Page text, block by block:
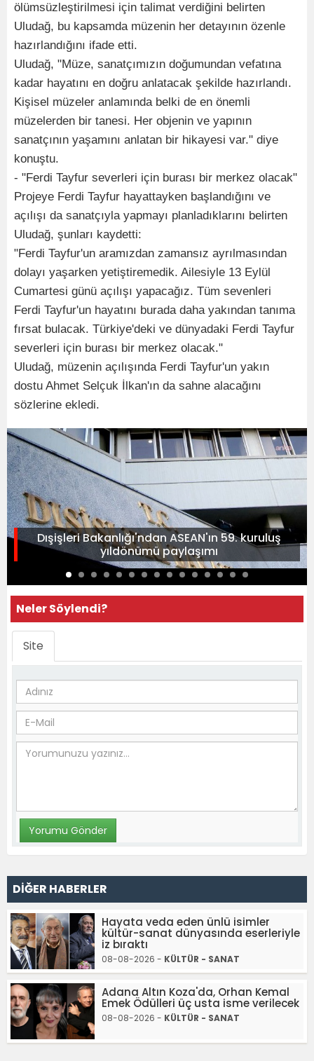
ölümsüzleştirilmesi için talimat verdiğini belirten
Uludağ, bu kapsamda müzenin her detayının özenle
hazırlandığını ifade etti.
Uludağ, "Müze, sanatçımızın doğumundan vefatına
kadar hayatını en doğru anlatacak şekilde hazırlandı.
Kişisel müzeler anlamında belki de en önemli
müzelerden bir tanesi. Her objenin ve yapının
sanatçının yaşamını anlatan bir hikayesi var." diye
konuştu.
- "Ferdi Tayfur severleri için burası bir merkez olacak"
Projeye Ferdi Tayfur hayattayken başlandığını ve
açılışı da sanatçıyla yapmayı planladıklarını belirten
Uludağ, şunları kaydetti:
"Ferdi Tayfur'un aramızdan zamansız ayrılmasından
dolayı yaşarken yetiştiremedik. Ailesiyle 13 Eylül
Cumartesi günü açılışı yapacağız. Tüm sevenleri
Ferdi Tayfur'un hayatını burada daha yakından tanıma
fırsat bulacak. Türkiye'deki ve dünyadaki Ferdi Tayfur
severleri için burası bir merkez olacak."
Uludağ, müzenin açılışında Ferdi Tayfur'un yakın
dostu Ahmet Selçuk İlkan'ın da sahne alacağını
sözlerine ekledi.
Dışişleri Bakanlığı'ndan ASEAN'ın 59. kuruluş
yıldönümü paylaşımı
Neler Söylendi?
Site
DİĞER HABERLER
Hayata veda eden ünlü isimler
kültür-sanat dünyasında eserleriyle
iz bıraktı
08-08-2026 - KÜLTÜR - SANAT
Adana Altın Koza'da, Orhan Kemal
Emek Ödülleri üç usta isme verilecek
08-08-2026 - KÜLTÜR - SANAT